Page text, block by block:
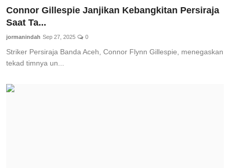
Connor Gillespie Janjikan Kebangkitan Persiraja
Saat Ta...
jormanindah Sep 27, 2025 0
Striker Persiraja Banda Aceh, Connor Flynn Gillespie, menegaskan
tekad timnya un...